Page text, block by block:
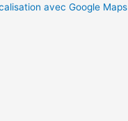
avec Google Maps